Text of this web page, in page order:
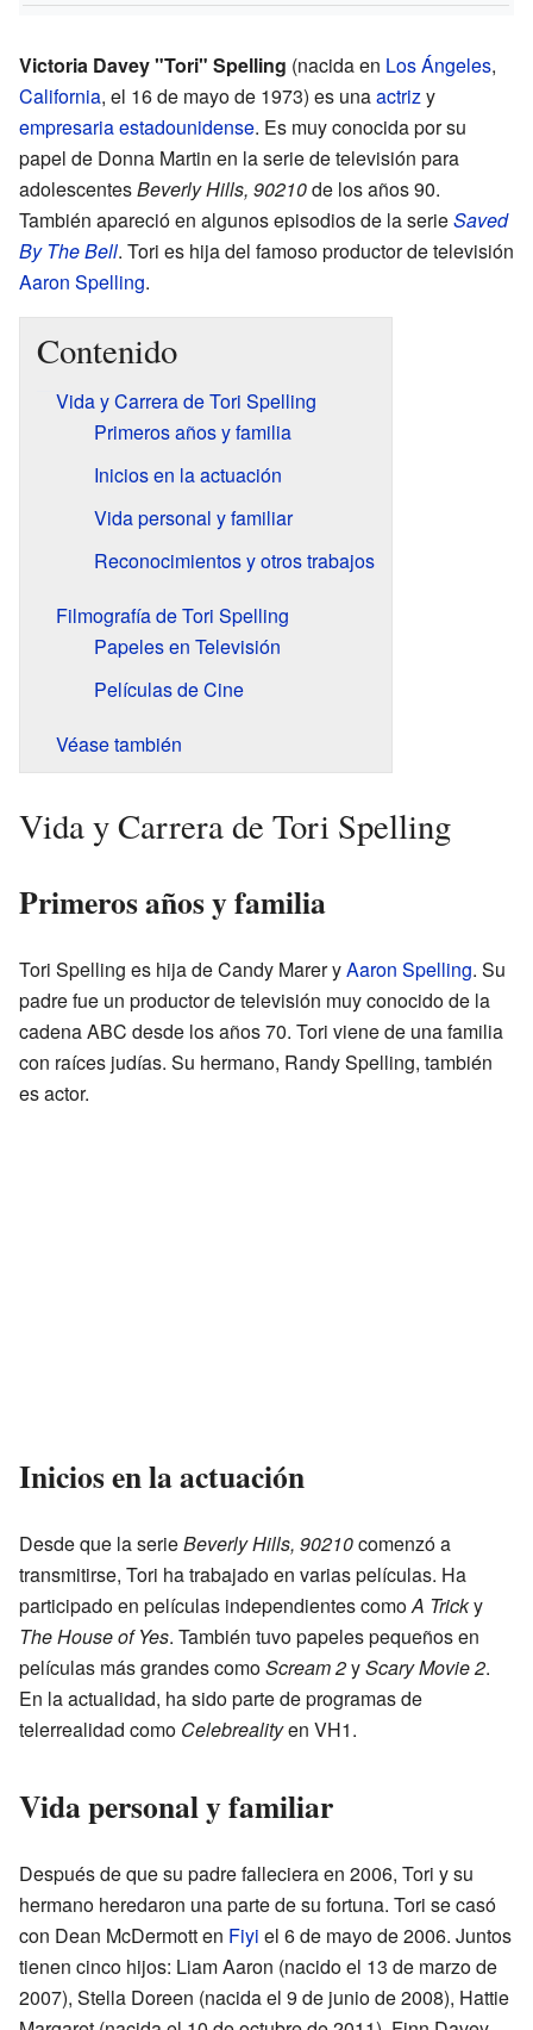
Victoria Davey "Tori" Spelling (nacida en Los Ángeles,
California, el 16 de mayo de 1973) es unaactrizy
empresariaestadounidense. Es muy conocida por su
papel de Donna Martin en la serie de televisión para
adolescentesBeverly Hills, 90210de los años 90.
También apareció en algunos episodios de la serieSaved
By The Bell. Tori es hija del famoso productor de televisión
Aaron Spelling.
Contenido
Vida y Carrera de Tori Spelling
Primeros años y familia
Inicios en la actuación
Vida personal y familiar
Reconocimientos y otros trabajos
Filmografía de Tori Spelling
Papeles en Televisión
Películas de Cine
Véase también
Vida y Carrera de Tori Spelling
Primeros años y familia
Tori Spelling es hija de Candy Marer yAaron Spelling. Su
padre fue un productor de televisión muy conocido de la
cadena ABC desde los años 70. Tori viene de una familia
con raíces judías. Su hermano, Randy Spelling, también
es actor.
Inicios en la actuación
Desde que la serieBeverly Hills, 90210comenzó a
transmitirse, Tori ha trabajado en varias películas. Ha
participado en películas independientes comoA Tricky
The House of Yes. También tuvo papeles pequeños en
películas más grandes comoScream 2yScary Movie 2.
En la actualidad, ha sido parte de programas de
telerrealidad como Celebrealityen VH1.
Vida personal y familiar
Después de que su padre falleciera en 2006, Tori y su
hermano heredaron una parte de su fortuna. Tori se casó
con Dean McDermott en Fiyi el 6 de mayo de 2006. Juntos
tienen cinco hijos: Liam Aaron (nacido el 13 de marzo de
2007), Stella Doreen (nacida el 9 de junio de 2008), Hattie